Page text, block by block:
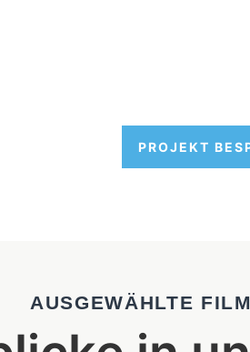
PRO­JEKT
AUSGEWÄHLTE